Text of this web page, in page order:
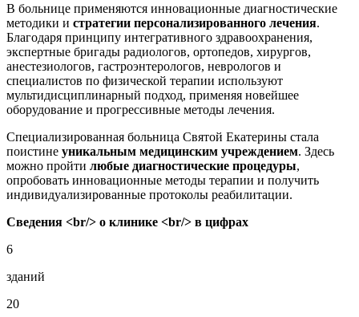
В больнице применяются инновационные диагностические
методики и стратегии персонализированного лечения.
Благодаря принципу интегративного здравоохранения,
экспертные бригады радиологов, ортопедов, хирургов,
анестезиологов, гастроэнтерологов, неврологов и
специалистов по физической терапии используют
мультидисциплинарный подход, применяя новейшее
оборудование и прогрессивные методы лечения.
Специализированная больница Святой Екатерины стала
поистине уникальным медицинским учреждением. Здесь
можно пройти любые диагностические процедуры,
опробовать инновационные методы терапии и получить
индивидуализированные протоколы реабилитации.
Сведения <br/> о клинике <br/> в цифрах
6
зданий
20